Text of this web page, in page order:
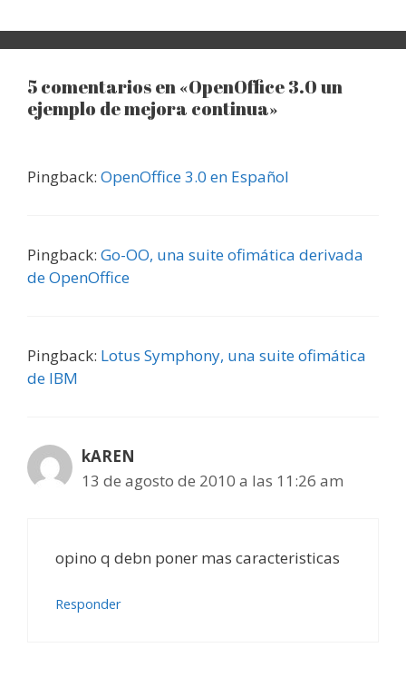
5 comentarios en «OpenOffice 3.0 un
ejemplo de mejora continua»
Pingback: OpenOffice 3.0 en Español
Pingback: Go-OO, una suite ofimática derivada
de OpenOffice
Pingback: Lotus Symphony, una suite ofimática
de IBM
kAREN
13 de agosto de 2010 a las 11:26 am
opino q debn poner mas caracteristicas
Responder